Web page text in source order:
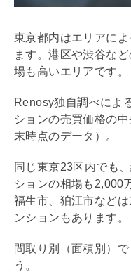
東京都内はエリアに
ます。港区や渋谷な
場も高いエリアです。
Renosy独自調べによ
ションの売買価格の
末時点のデータ）。
同じ東京23区内でも
ションの相場も2,000
福生市、狛江市など
ンションもあります。
間取り別（面積別）
う。